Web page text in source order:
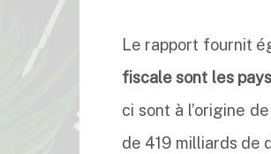
Le rapport fournit
fiscale sont les
ci sont à l’origine de
de 419 milliards de